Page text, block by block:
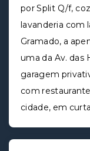
por Split Q/f,
lavanderia com
Gramado, a
uma da Av. das
garagem
com
cidade, em